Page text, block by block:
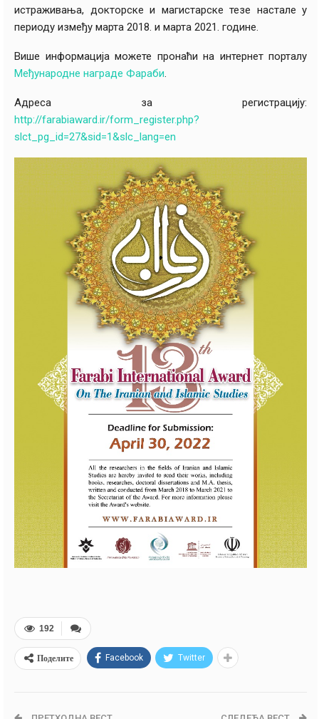
истраживања, докторске и магистарске тезе настале у
периоду између марта 2018. и марта 2021. године.
Више информација можете пронаћи на интернет порталу
Међународне награде Фараби.
Адреса за регистрацију:
http://farabiaward.ir/form_register.php?
slct_pg_id=27&sid=1&slc_lang=en
192
Поделите Facebook Twitter